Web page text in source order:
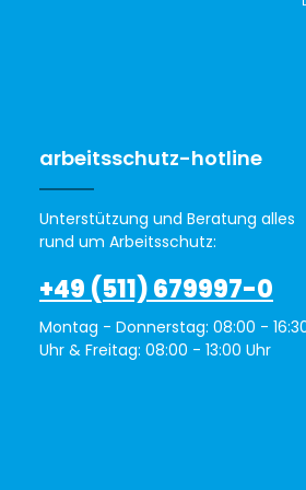
arbeitsschutz-hotline
Unterstützung und Beratung alles
rund um Arbeitsschutz:
+49 (511) 679997-0
Montag - Donnerstag: 08:00 -
Uhr & Freitag: 08:00 - 13:00 Uhr